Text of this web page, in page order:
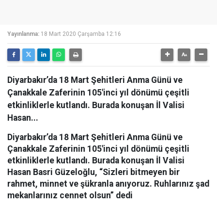
Yayınlanma: 18 Mart 2020 Çarşamba 12:16
Diyarbakır’da 18 Mart Şehitleri Anma Günü ve
Çanakkale Zaferinin 105'inci yıl dönümü çeşitli
etkinliklerle kutlandı. Burada konuşan İl Valisi
Hasan...
Diyarbakır’da 18 Mart Şehitleri Anma Günü ve
Çanakkale Zaferinin 105'inci yıl dönümü çeşitli
etkinliklerle kutlandı. Burada konuşan İl Valisi
Hasan Basri Güzeloğlu, “Sizleri bitmeyen bir
rahmet, minnet ve şükranla anıyoruz. Ruhlarınız şad
mekanlarınız cennet olsun” dedi